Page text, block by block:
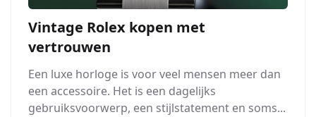
Vintage Rolex kopen met
vertrouwen
Een luxe horloge is voor veel mensen meer dan
een accessoire. Het is een dagelijks
gebruiksvoorwerp, een stijlstatement en soms...